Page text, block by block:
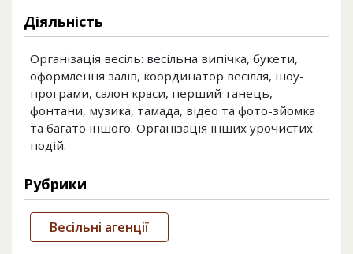
Діяльність
Організація весіль: весільна випічка, букети,
оформлення залів, координатор весілля, шоу-
програми, салон краси, перший танець,
фонтани, музика, тамада, відео та фото-зйомка
та багато іншого. Організація інших урочистих
подій.
Рубрики
Весільні агенції